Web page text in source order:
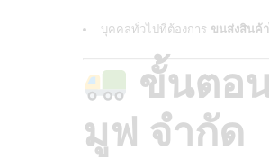
บุคคลทั่วไปที่ต้องการ ขนส่งสินค้
ขั้นตอ
มูฟ จำกัด